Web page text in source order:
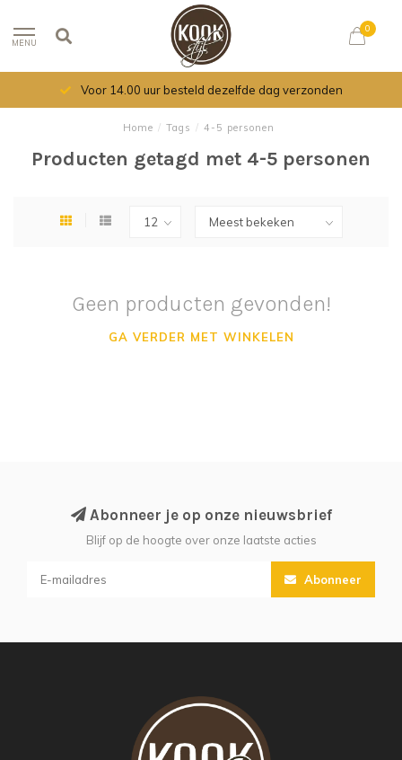
MENU
0
Voor 14.00 uur besteld dezelfde dag verzonden
Home / Tags / 4-5 personen
Producten getagd met 4-5 personen
Geen producten gevonden!
GA VERDER MET WINKELEN
Abonneer je op onze nieuwsbrief
Blijf op de hoogte over onze laatste acties
Abonneer